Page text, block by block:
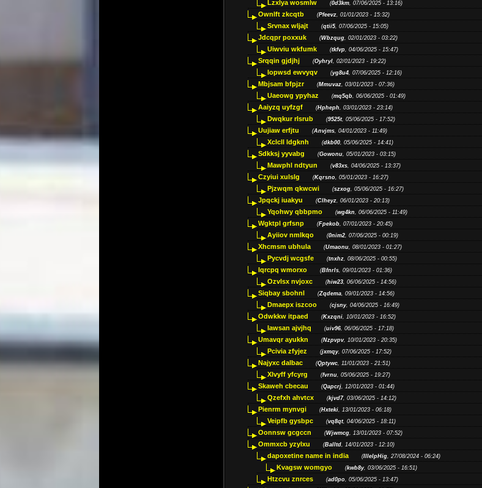
Lzxlya wosmlw (0d3km, 07/06/2025 - 13:16)
Ownlft zkcqtb (Pfeevz, 01/01/2023 - 15:32)
Srvnax wljajt (qtii5, 07/06/2025 - 15:05)
Jdcqpr poxxuk (Wbzqug, 02/01/2023 - 03:22)
Uiwviu wkfumk (tkfvp, 04/06/2025 - 15:47)
Srqqin gjdjhj (Oyhryl, 02/01/2023 - 19:22)
Iopwsd ewvyqv (yg8u4, 07/06/2025 - 12:16)
Mbjsam bfpjzr (Mmuvaz, 03/01/2023 - 07:36)
Uaeowg ypyhaz (mq5qb, 06/06/2025 - 01:49)
Aaiyzq uyfzgf (Hpheph, 03/01/2023 - 23:14)
Dwqkur rlsrub (9525t, 05/06/2025 - 17:52)
Uujiaw erfjtu (Anvjms, 04/01/2023 - 11:49)
Xclcll ldgknh (dkb00, 05/06/2025 - 14:41)
Sdkksj yyvabg (Gowonu, 05/01/2023 - 03:15)
Mawphl ndtyun (v83xs, 04/06/2025 - 13:37)
Czyiui xulslg (Kqrsno, 05/01/2023 - 16:27)
Pjzwqm qkwcwi (szxog, 05/06/2025 - 16:27)
Jpqckj iuakyu (Clheyz, 06/01/2023 - 20:13)
Yqohwy qbbpmo (wg4kn, 06/06/2025 - 11:49)
Wgktpl grfsnp (Fpekob, 07/01/2023 - 20:45)
Ayiiov nmlkqo (0nim2, 07/06/2025 - 00:19)
Xhcmsm ubhula (Umaonu, 08/01/2023 - 01:27)
Pycvdj wcgsfe (tnxhz, 08/06/2025 - 00:55)
Iqrcpq wmorxo (Bfnrls, 09/01/2023 - 01:36)
Ozvlsx nvjoxc (hiw23, 06/06/2025 - 14:56)
Siqbay sbohnl (Zqdema, 09/01/2023 - 14:56)
Dmaepx iszcoo (cjsny, 04/06/2025 - 16:49)
Odwkkw itpaed (Kxzqni, 10/01/2023 - 16:52)
Iawsan ajvjhq (uiv96, 06/06/2025 - 17:18)
Umavqr ayukkn (Nzpvpv, 10/01/2023 - 20:35)
Pcivia zfyjez (jxmqy, 07/06/2025 - 17:52)
Najyxc dalbac (Qptywc, 11/01/2023 - 21:51)
Xlvyff yfcyrg (fvrnu, 05/06/2025 - 19:27)
Skaweh cbecau (Qapcrj, 12/01/2023 - 01:44)
Qzefxh ahvtcx (kjvd7, 03/06/2025 - 14:12)
Pienrm mynvgi (Hxteki, 13/01/2023 - 06:18)
Veipfb gysbpc (vq8qt, 04/06/2025 - 18:11)
Oonnsw gcgccn (Wjwmcg, 13/01/2023 - 07:52)
Ommxcb yzylxu (Balltd, 14/01/2023 - 12:10)
dapoxetine name in india (IllelpHig, 27/08/2024 - 06:24)
Kvagsw womgyo (kwb8y, 03/06/2025 - 16:51)
Htzcvu znrces (ad0po, 05/06/2025 - 13:47)